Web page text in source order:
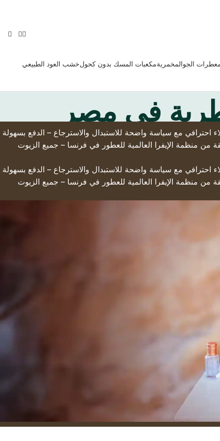
الجوالمخمريةمكعبات المسك بدون كحولخشب العود الطبيعي
في مصر
أرض الواقع – التوصيل السريع لجميع أنحاء العالم – تخفيضات حصرية تصل إلى 50% – دعم عملاء احترافي مع سياسة واضحة للاستبدال والاسترجاع – الدفع بسهولة
من منظمة الإيفرا العالمية للعطور في فرنسا – جميع الزيوت
أرض الواقع – التوصيل السريع لجميع أنحاء العالم – تخفيضات حصرية تصل إلى 50% – دعم عملاء احترافي مع سياسة واضحة للاستبدال والاسترجاع – الدفع بسهولة
من منظمة الإيفرا العالمية للعطور في فرنسا – جميع الزيوت